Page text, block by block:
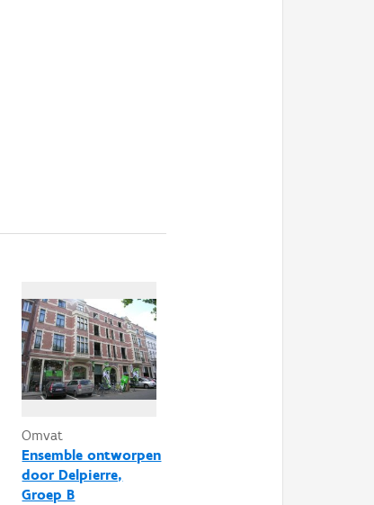
Omvat
Ensemble ontworpen
door Delpierre,
Groep B